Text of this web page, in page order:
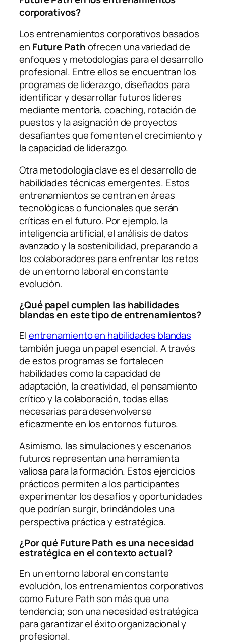
corporativos?
Los entrenamientos corporativos basados
en Future Pathofrecen una variedad de
enfoques y metodologías para el desarrollo
profesional. Entre ellos se encuentran los
programas de liderazgo, diseñados para
identificar y desarrollar futuros líderes
mediante mentoría, coaching, rotación de
puestos y la asignación de proyectos
desafiantes que fomenten el crecimiento y
la capacidad de liderazgo.
Otra metodología clave es eldesarrollo de
habilidades técnicas emergentes. Estos
entrenamientos se centran en áreas
tecnológicas o funcionales que serán
críticas en el futuro. Por ejemplo, la
inteligencia artificial, el análisis de datos
avanzado y la sostenibilidad, preparando a
los colaboradores para enfrentar los retos
de un entorno laboral en constante
evolución.
¿Qué papel cumplen las habilidades
blandas en este tipo de entrenamientos?
Elentrenamiento en habilidades blandas
también juega un papel esencial. A través
de estos programas se fortalecen
habilidades como la capacidad de
adaptación, la creatividad, el pensamiento
crítico y la colaboración, todas ellas
necesarias para desenvolverse
eficazmente en los entornos futuros.
Asimismo, las simulaciones y escenarios
futuros representan una herramienta
valiosa para la formación. Estos ejercicios
prácticos permiten a los participantes
experimentar los desafíos y oportunidades
que podrían surgir, brindándoles una
perspectiva práctica y estratégica.
¿Por qué Future Path es una necesidad
estratégica en el contexto actual?
En un entorno laboral en constante
evolución, los entrenamientos corporativos
como Future Path son más que una
tendencia; son una necesidad estratégica
para garantizar el éxito organizacional y
profesional.